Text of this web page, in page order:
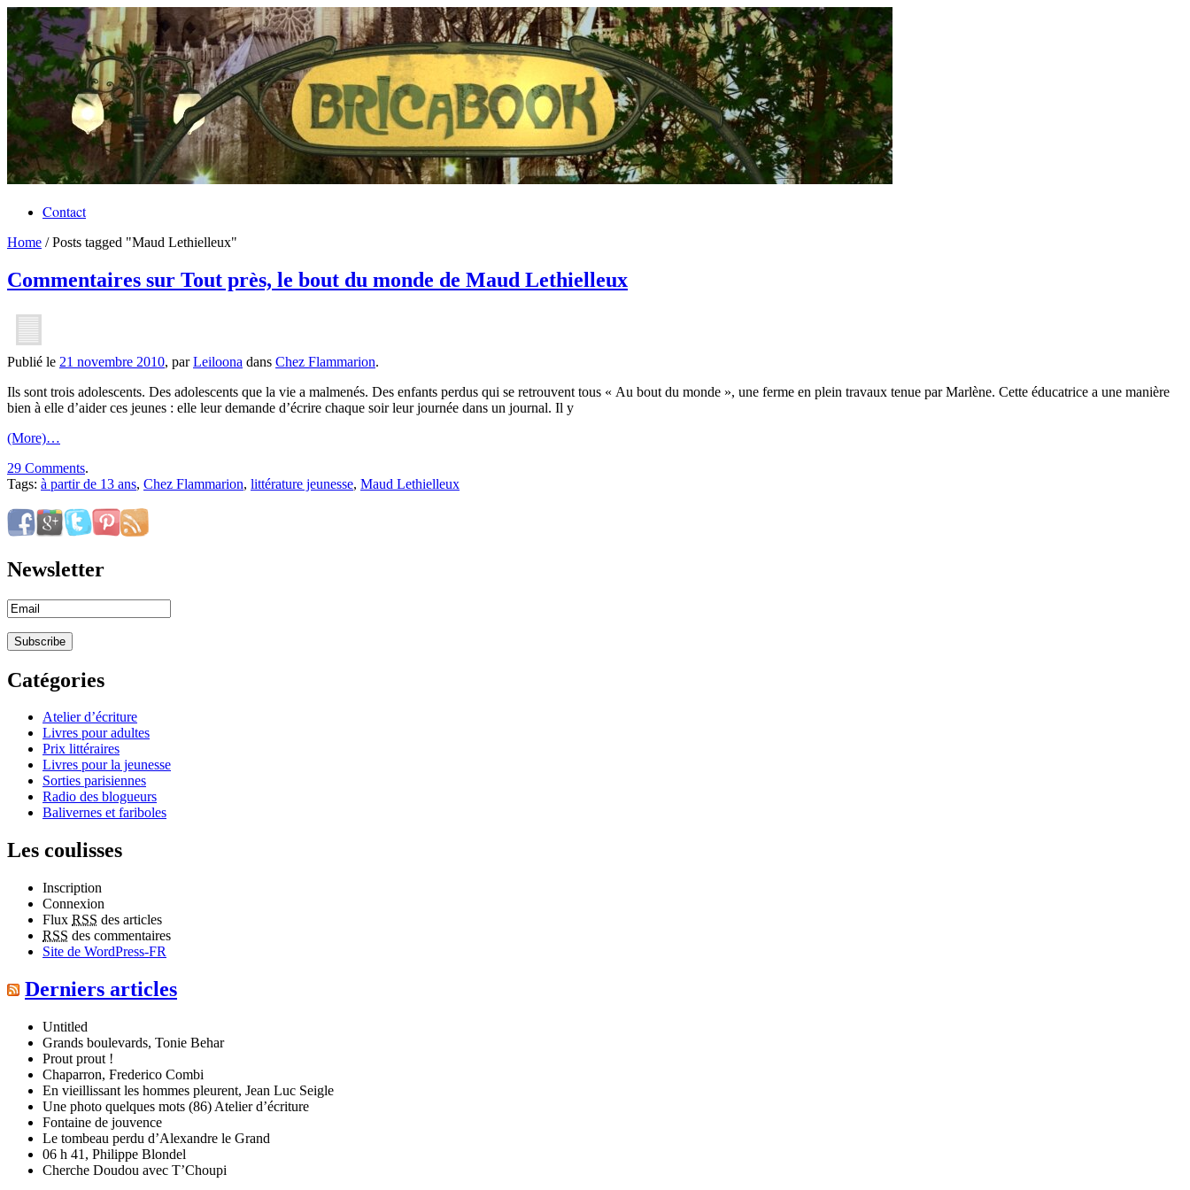
Contact
Home /Posts tagged "Maud Lethielleux"
Commentaires sur Tout près, le bout du monde de Maud Lethielleux
Publié le 21 novembre 2010, parLeiloona dans Chez Flammarion.
Ils sont trois adolescents. Des adolescents que la vie a malmenés. Des enfants perdus qui se retrouvent tous « Au bout du monde », une ferme en plein travaux tenue par Marlène. Cette éducatrice a une manière
bien à elle d’aider ces jeunes : elle leur demande d’écrire chaque soir leur journée dans un journal. Il y
(More)…
29 Comments.
Tags: à partir de 13 ans, Chez Flammarion, littérature jeunesse, Maud Lethielleux
Newsletter
Catégories
Atelier d’écriture
Livres pour adultes
Prix littéraires
Livres pour la jeunesse
Sorties parisiennes
Radio des blogueurs
Balivernes et fariboles
Les coulisses
Inscription
Connexion
Flux RSS des articles
RSS des commentaires
Site de WordPress-FR
Derniers articles
Untitled
Grands boulevards, Tonie Behar
Prout prout !
Chaparron, Frederico Combi
En vieillissant les hommes pleurent, Jean Luc Seigle
Une photo quelques mots (86) Atelier d’écriture
Fontaine de jouvence
Le tombeau perdu d’Alexandre le Grand
06 h 41, Philippe Blondel
Cherche Doudou avec T’Choupi